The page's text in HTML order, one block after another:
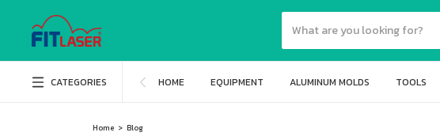
CATEGORIES HOME EQUIPMENT ALUMINUM MOLDS TOOLS
Home > Blog